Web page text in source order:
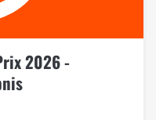
2026 -